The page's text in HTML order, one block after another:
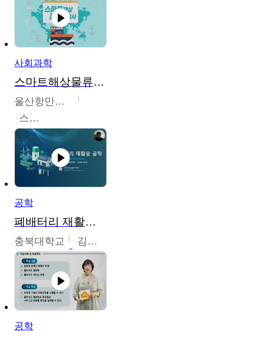
사회과학
스마트해상물류관리사 교육과정2
울산항만공사
스마트해상물류관리사 교육위원회
공학
폐배터리 재활용 공학
충북대학교 김영재,최진섭,한성수,한요셉,윤문수,박유세,강동우,박민준,이동주,조채용
공학